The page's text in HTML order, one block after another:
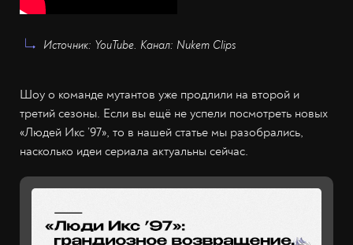
Источник: YouTube. Канал: Nukem Clips
Шоу о команде мутантов уже продлили на второй и
третий сезоны. Если вы ещё не успели посмотреть новых
«Людей Икс ’97», то в нашей статье мы разобрались,
насколько идеи сериала актуальны сейчас.